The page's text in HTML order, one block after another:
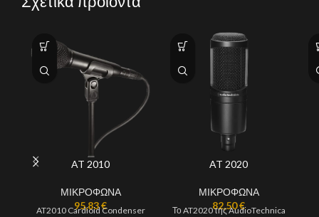
AT 2010
ΜΙΚΡΟΦΩΝΑ
95,83€
AT2010 Cardioid Condenser
AT 2020
ΜΙΚΡΟΦΩΝΑ
82,50€
Το AT2020 της AudioTechnica